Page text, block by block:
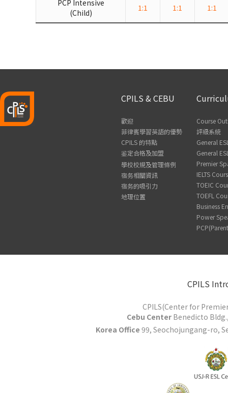
PCP Intensive
(Child)
1:1 1:1 1:1
CPILS & CEBU
歡迎
菲律賓學習英語的優勢
CPILS 的特點
鉴定合格及加盟
學校校規及管理條例
宿务相關資訊
宿务的吸引力
地理位置
Course
評級系統
General
General
Premier
IELTS
TOEIC
TOEFL
Business
Power
CPILS
CPILS(Center for
Cebu CenterBenedicto Bldg.,
Korea Office 99, Seochojungang-ro,